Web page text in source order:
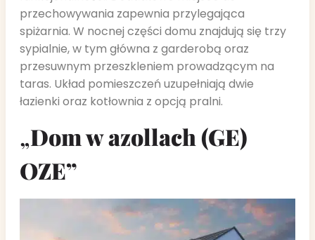
przechowywania zapewnia przylegająca
spiżarnia. W nocnej części domu znajdują się trzy
sypialnie, w tym główna z garderobą oraz
przesuwnym przeszkleniem prowadzącym na
taras. Układ pomieszczeń uzupełniają dwie
łazienki oraz kotłownia z opcją pralni.
„Dom w azollach (GE)
OZE”